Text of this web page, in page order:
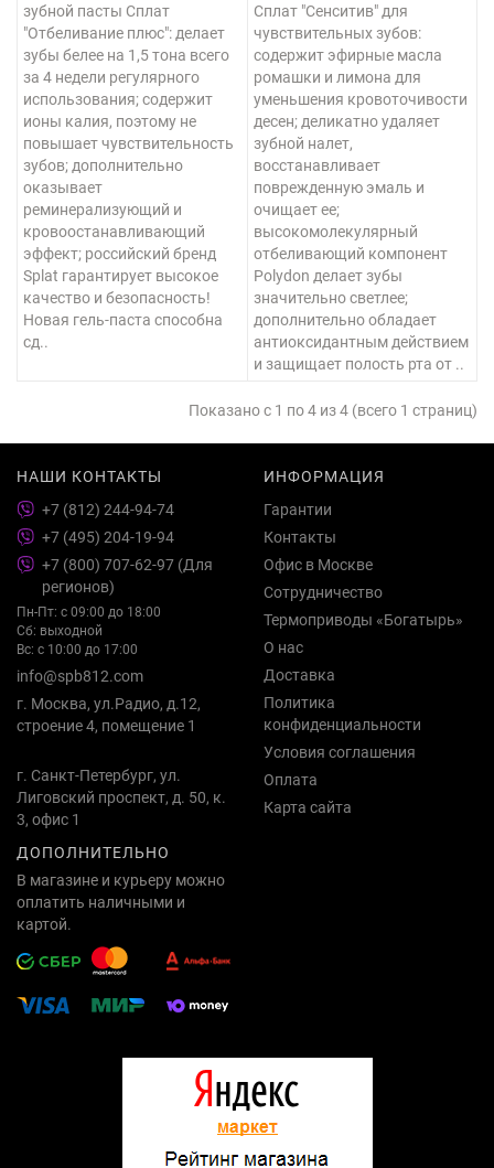
зубной пасты Сплат
"Отбеливание плюс": делает
зубы белее на 1,5 тона всего
за 4 недели регулярного
использования; содержит
ионы калия, поэтому не
повышает чувствительность
зубов; дополнительно
оказывает
реминерализующий и
кровоостанавливающий
эффект; российский бренд
Splat гарантирует высокое
качество и безопасность!
Новая гель-паста способна
сд..
Сплат "Сенситив" для
чувствительных зубов:
содержит эфирные масла
ромашки и лимона для
уменьшения кровоточивости
десен; деликатно удаляет
зубной налет,
восстанавливает
поврежденную эмаль и
очищает ее;
высокомолекулярный
отбеливающий компонент
Polydon делает зубы
значительно светлее;
дополнительно обладает
антиоксидантным действием
и защищает полость рта от ..
Показано с 1 по 4 из 4 (всего 1 страниц)
НАШИ КОНТАКТЫ
+7 (812) 244-94-74
+7 (495) 204-19-94
+7 (800) 707-62-97 (Для
регионов)
Пн-Пт: с 09:00 до 18:00
Сб: выходной
Вс: с 10:00 до 17:00
info@spb812.com
г. Москва, ул.Радио, д.12,
строение 4, помещение 1
г. Санкт-Петербург, ул.
Лиговский проспект, д. 50, к.
3, офис 1
ИНФОРМАЦИЯ
Гарантии
Контакты
Офис в Москве
Сотрудничество
Термоприводы «Богатырь»
О нас
Доставка
Политика
конфиденциальности
Условия соглашения
Оплата
Карта сайта
ДОПОЛНИТЕЛЬНО
В магазине и курьеру можно
оплатить наличными и
картой.